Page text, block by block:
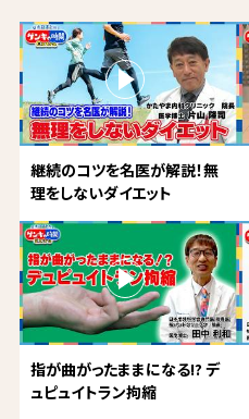
継続のコツを名医が解説！無
理をしないダイエット
指が曲がったままになる!? デ
ュピュイトラン拘縮